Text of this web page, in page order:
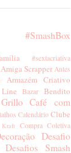
#SmashBox
#sextacriativa
Amiga Scrapper Antes
Armazém Criativo
Bazar
Bendito
Café com
Calendário Clube
Compra Coletiva
Desafio
Desafios Smash